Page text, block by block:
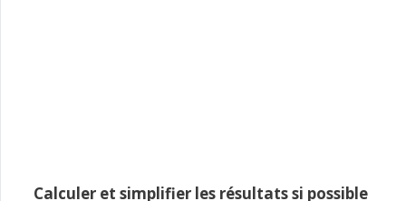
Calculer et simplifier les résultats si possible